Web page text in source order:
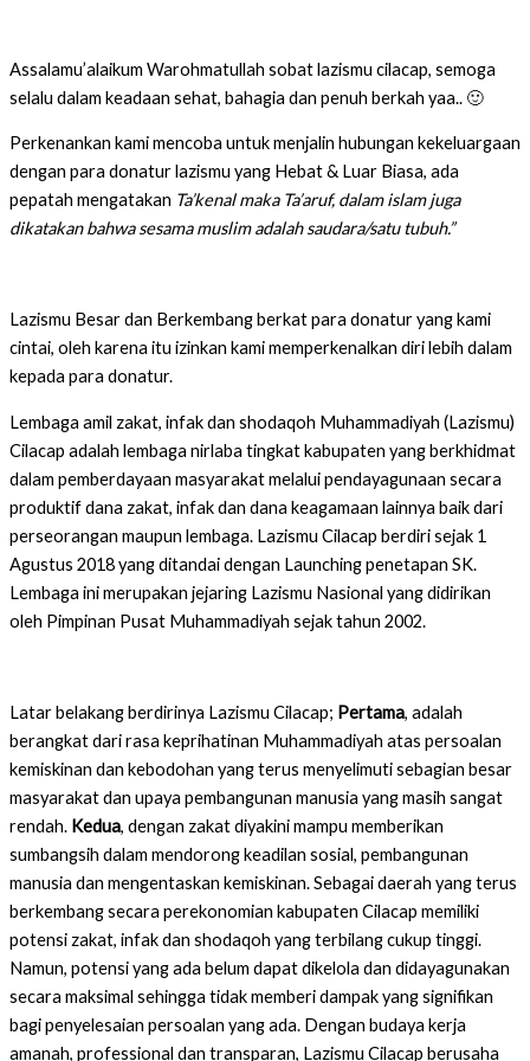
Assalamu’alaikum Warohmatullah sobat lazismu cilacap, semoga
selalu dalam keadaan sehat, bahagia dan penuh berkah yaa.. 🙂
Perkenankan kami mencoba untuk menjalin hubungan kekeluargaan
dengan para donatur lazismu yang Hebat & Luar Biasa, ada
pepatah mengatakan Ta’kenal maka Ta’aruf, dalam islam juga
dikatakan bahwa sesama muslim adalah saudara/satu tubuh.”
Lazismu Besar dan Berkembang berkat para donatur yang kami
cintai, oleh karena itu izinkan kami memperkenalkan diri lebih dalam
kepada para donatur.
Lembaga amil zakat, infak dan shodaqoh Muhammadiyah (Lazismu)
Cilacap adalah lembaga nirlaba tingkat kabupaten yang berkhidmat
dalam pemberdayaan masyarakat melalui pendayagunaan secara
produktif dana zakat, infak dan dana keagamaan lainnya baik dari
perseorangan maupun lembaga. Lazismu Cilacap berdiri sejak 1
Agustus 2018 yang ditandai dengan Launching penetapan SK.
Lembaga ini merupakan jejaring Lazismu Nasional yang didirikan
oleh Pimpinan Pusat Muhammadiyah sejak tahun 2002.
Latar belakang berdirinya Lazismu Cilacap; Pertama, adalah
berangkat dari rasa keprihatinan Muhammadiyah atas persoalan
kemiskinan dan kebodohan yang terus menyelimuti sebagian besar
masyarakat dan upaya pembangunan manusia yang masih sangat
rendah. Kedua, dengan zakat diyakini mampu memberikan
sumbangsih dalam mendorong keadilan sosial, pembangunan
manusia dan mengentaskan kemiskinan. Sebagai daerah yang terus
berkembang secara perekonomian kabupaten Cilacap memiliki
potensi zakat, infak dan shodaqoh yang terbilang cukup tinggi.
Namun, potensi yang ada belum dapat dikelola dan didayagunakan
secara maksimal sehingga tidak memberi dampak yang signifikan
bagi penyelesaian persoalan yang ada. Dengan budaya kerja
amanah, professional dan transparan, Lazismu Cilacap berusaha